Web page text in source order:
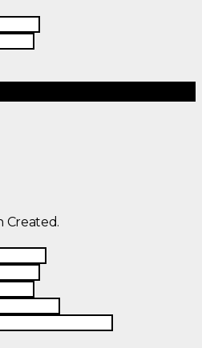
Created.